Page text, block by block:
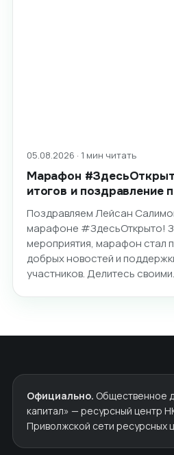
05.08.2026 · 1 мин читать
Марафон
итогов и поздравление
Поздравляем Лейсан
марафоне #ЗдесьОткрыто!
мероприятия, марафон стал
добрых новостей и
участников. Делитесь
Официально. Общественное
капитал» — ресурсный центр
Приволжской сети ресурсных